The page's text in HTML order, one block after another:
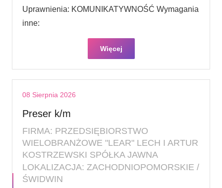
Uprawnienia: KOMUNIKATYWNOŚĆ Wymagania
inne:
Więcej
08 Sierpnia 2026
Preser k/m
FIRMA: PRZEDSIĘBIORSTWO
WIELOBRANŻOWE "LEAR" LECH I ARTUR
KOSTRZEWSKI SPÓŁKA JAWNA
LOKALIZACJA: ZACHODNIOPOMORSKIE /
ŚWIDWIN